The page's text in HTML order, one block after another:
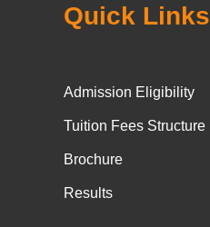
Quick Links
Admission Eligibility
Tuition Fees Structure
Brochure
Results